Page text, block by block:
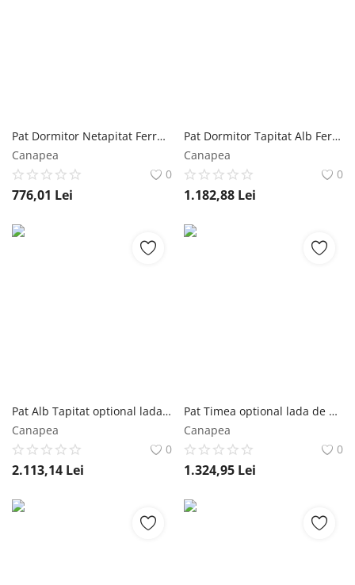
Pat Dormitor Netapitat Ferrara 140x200 Mobila Laguna
Canapea
0
776,01 Lei
Pat Dormitor Tapitat Alb Ferrara 180x200 Mobila Laguna
Canapea
0
1.182,88 Lei
Pat Alb Tapitat optional lada de depozitare 140x200 4 sertare Mobila Laguna
Canapea
0
2.113,14 Lei
Pat Timea optional lada de depozitare 160x200 2 sertare Mobila Laguna
Canapea
0
1.324,95 Lei